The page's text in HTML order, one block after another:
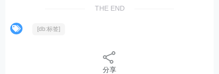
THE END
[db:标签]
分享